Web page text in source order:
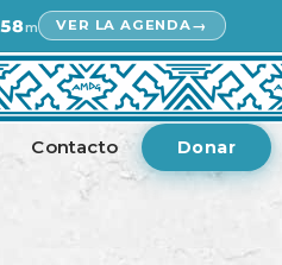
58m Eneagrama I.
VER LA AGENDA
Contacto Donar